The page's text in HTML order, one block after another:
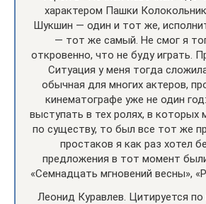
характером Пашки
Шукшин — один и тот же,
— тот же самый. Не смог я
откровенно, что не буду играть.
Ситуация у меня тогда
обычная для многих актеров,
кинематографе уже не один
выступать в тех ролях, в которых
по существу, то был все тот же
простаков я как раз хотел
предложения в тот момент
«Семнадцать мгновений весны»,
Леонид Куравлев. Цитируется по